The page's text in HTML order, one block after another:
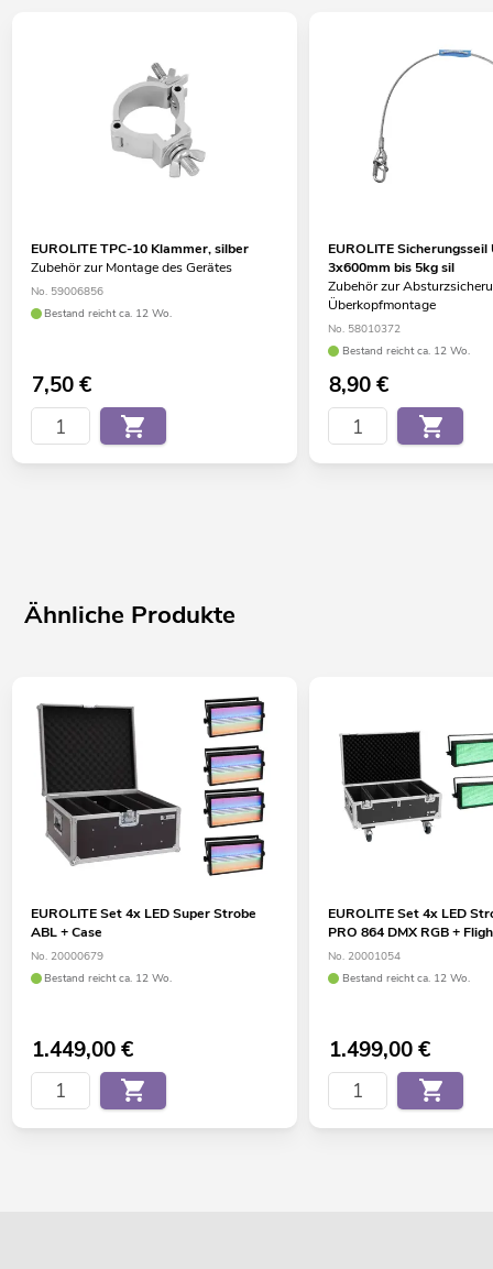
EUROLITE TPC-10 Klammer, silber
Zubehör zur Montage des Gerätes
No. 59006856
Bestand reicht ca. 12 Wo.
7,50€
EUROLITE Sicherungsseil
3x600mm bis 5kg sil
Zubehör zur
Überkopfmontage
No. 58010372
Bestand reicht ca. 12 Wo.
8,90€
Ähnliche Produkte
EUROLITE Set 4x LED Super Strobe
ABL + Case
No. 20000679
Bestand reicht ca. 12 Wo.
1.449,00€
EUROLITE Set 4x LED
PRO 864 DMX RGB +
No. 20001054
Bestand reicht ca. 12 Wo.
1.499,00€